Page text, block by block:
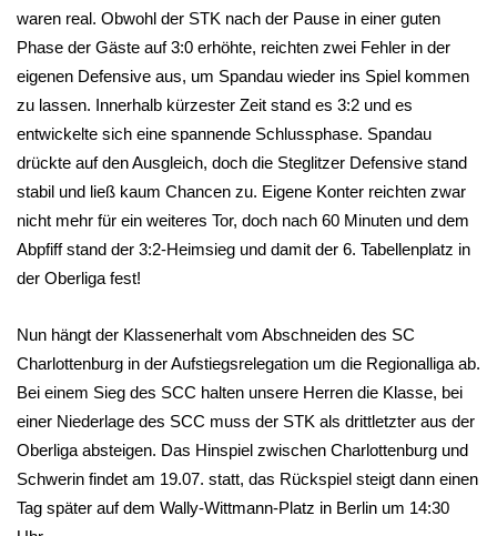
waren real. Obwohl der STK nach der Pause in einer guten
Phase der Gäste auf 3:0 erhöhte, reichten zwei Fehler in der
eigenen Defensive aus, um Spandau wieder ins Spiel kommen
zu lassen. Innerhalb kürzester Zeit stand es 3:2 und es
entwickelte sich eine spannende Schlussphase. Spandau
drückte auf den Ausgleich, doch die Steglitzer Defensive stand
stabil und ließ kaum Chancen zu. Eigene Konter reichten zwar
nicht mehr für ein weiteres Tor, doch nach 60 Minuten und dem
Abpfiff stand der 3:2-Heimsieg und damit der 6. Tabellenplatz in
der Oberliga fest!
Nun hängt der Klassenerhalt vom Abschneiden des SC
Charlottenburg in der Aufstiegsrelegation um die Regionalliga ab.
Bei einem Sieg des SCC halten unsere Herren die Klasse, bei
einer Niederlage des SCC muss der STK als drittletzter aus der
Oberliga absteigen. Das Hinspiel zwischen Charlottenburg und
Schwerin findet am 19.07. statt, das Rückspiel steigt dann einen
Tag später auf dem Wally-Wittmann-Platz in Berlin um 14:30